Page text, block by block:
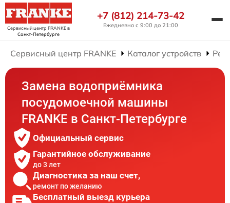
Сервисный центр FRANKEв
Санкт-Петербурге
+7 (812) 214-73-42
Ежедневно с 9:00 до 21:00
Сервисный центр FRANKE Каталог устройств
Замена водоприёмника
посудомоечной машины
FRANKE в Санкт-Петербурге
Официальный сервис
Гарантийное обслуживание
до 3 лет
Диагностика за наш счет,
ремонт по желанию
Бесплатный выезд курьера